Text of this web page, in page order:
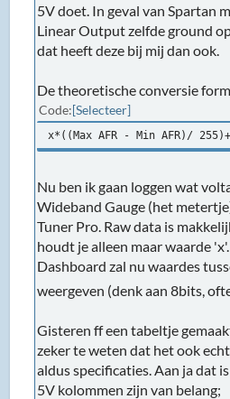
5V doet. In geval van Spartan
Linear Output zelfde ground
dat heeft deze bij mij dan ook.
De theoretische conversie
Code Selecteer
x*((Max AFR - Min AFR)/
Nu ben ik gaan loggen wat
Wideband Gauge (het
Tuner Pro. Raw data is
houdt je alleen maar waarde
Dashboard zal nu waardes
weergeven (denk aan 8bits,
Gisteren ff een tabeltje
zeker te weten dat het ook
aldus specificaties. Aan ja dat
5V kolommen zijn van belang;